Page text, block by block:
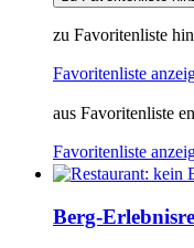
zu Favoritenliste
Favoritenliste
aus Favoritenliste
Favoritenliste
Berg-